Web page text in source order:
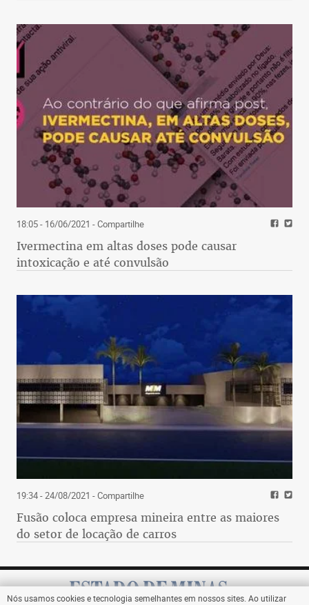
18:05 - 16/06/2021 - Compartilhe
Ivermectina em altas doses pode causar
intoxicação e até convulsão
19:34 - 24/08/2021 - Compartilhe
Fusão coloca empresa mineira entre as maiores
do setor de locação de carros
Nós usamos cookies e tecnologia semelhantes em nossos sites. Ao utilizar